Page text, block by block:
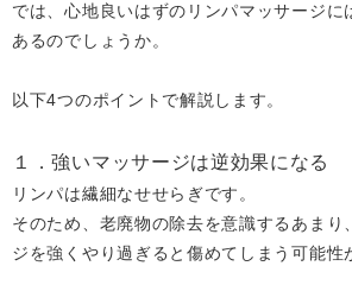
では、心地良いはずのリンパマッサージに
あるのでしょうか。
以下4つのポイントで解説します。
１．強いマッサージは逆効果になる
リンパは繊細なせせらぎです。
そのため、老廃物の除去を意識するあまり
ジを強くやり過ぎると傷めてしまう可能性